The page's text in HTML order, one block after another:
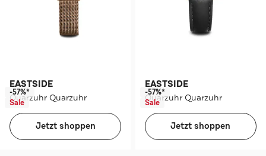
EASTSIDE
Quarzuhr Quarzuhr
-57%*
Sale
Jetzt shoppen
EASTSIDE
Quarzuhr Quarzuhr
-57%*
Sale
Jetzt shoppen